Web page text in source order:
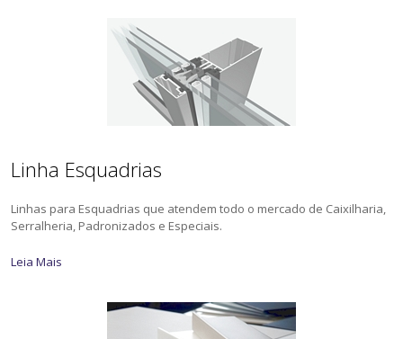
Linha Esquadrias
Linhas para Esquadrias que atendem todo o mercado de Caixilharia,
Serralheria, Padronizados e Especiais.
Leia Mais